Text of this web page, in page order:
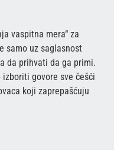
vaspitna mera“ za
samo uz saglasnost
da prihvati da ga primi.
govore sve češći
koji zaprepašćuju